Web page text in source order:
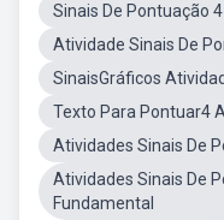
Sinais De Pontuação
Atividade Sinais De
SinaisGráficos
Texto Para Pontuar4
Atividades Sinais De
Atividades Sinais De
Fundamental